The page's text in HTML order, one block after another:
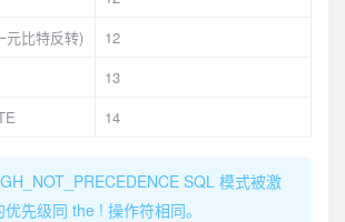
元比特反转)
12
13
14
SQL 模式被激
先级同 the ! 操作符相同。